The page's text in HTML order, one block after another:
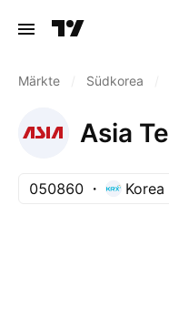
Märkte Südkorea
Asia
050860